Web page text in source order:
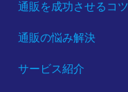
通販を成功させるコツ
通販の悩み解決
サービス紹介